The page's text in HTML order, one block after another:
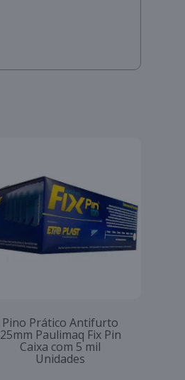
Pino Prático Antifurto
25mm Paulimaq Fix Pin
Caixa com 5 mil
Unidades